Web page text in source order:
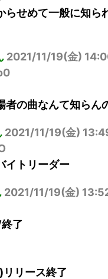
らせめて一般に知ら
2021/11/19(金)
者の曲なんて知らん
2021/11/19(金)
イトリーダー
2021/11/19(金)
了
リース終了